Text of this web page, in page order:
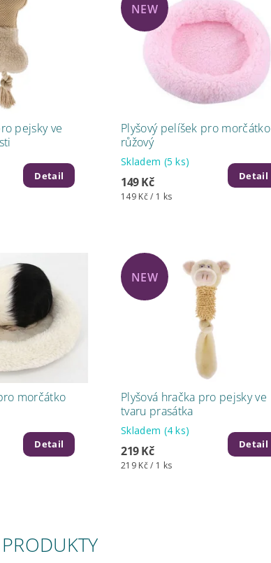
pejsky ve
Detail
NEW
Plyšový pelíšek pro morčátko
růžový
Skladem (5 ks)
149 Kč
149 Kč / 1 ks
Detail
morčátko
Detail
NEW
Plyšová hračka pro pejsky ve
tvaru prasátka
Skladem (4 ks)
219 Kč
219 Kč / 1 ks
Detail